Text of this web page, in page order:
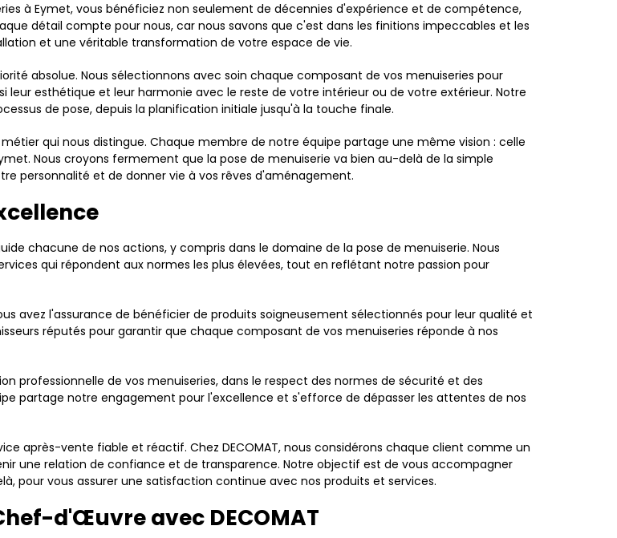
à Eymet, vous bénéficiez non seulement de décennies d'expérience et de compétence,
détail compte pour nous, car nous savons que c'est dans les finitions impeccables et les
et une véritable transformation de votre espace de vie.
absolue. Nous sélectionnons avec soin chaque composant de vos menuiseries pour
esthétique et leur harmonie avec le reste de votre intérieur ou de votre extérieur. Notre
de pose, depuis la planification initiale jusqu'à la touche finale.
qui nous distingue. Chaque membre de notre équipe partage une même vision : celle
Nous croyons fermement que la pose de menuiserie va bien au-delà de la simple
personnalité et de donner vie à vos rêves d'aménagement.
chacune de nos actions, y compris dans le domaine de la pose de menuiserie. Nous
qui répondent aux normes les plus élevées, tout en reflétant notre passion pour
avez l'assurance de bénéficier de produits soigneusement sélectionnés pour leur qualité et
réputés pour garantir que chaque composant de vos menuiseries réponde à nos
professionnelle de vos menuiseries, dans le respect des normes de sécurité et des
partage notre engagement pour l'excellence et s'efforce de dépasser les attentes de nos
après-vente fiable et réactif. Chez DECOMAT, nous considérons chaque client comme un
une relation de confiance et de transparence. Notre objectif est de vous accompagner
pour vous assurer une satisfaction continue avec nos produits et services.
d'Œuvre avec DECOMAT